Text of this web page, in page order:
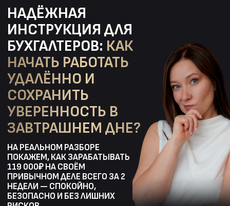
НАДЁЖНАЯ
ИНСТРУКЦИЯ ДЛЯ
БУХГАЛТЕРОВ:КАК
НАЧАТЬ РАБОТАТЬ
УДАЛЁННО И
СОХРАНИТЬ
УВЕРЕННОСТЬ В
ЗАВТРАШНЕМ ДНЕ?
НА РЕАЛЬНОМ РАЗБОРЕ
ПОКАЖЕМ, КАК ЗАРАБАТЫВАТЬ
ПРИВЫЧНОМ ДЕЛЕ ВСЕГО ЗА 2
НЕДЕЛИ — СПОКОЙНО,
РИСКОВ.
ГДЕ И КАКнаходить клиентов даже
без
рекламного бюджета?
ТОП бесплатных инструментов
, которые
принесут первыебыстрые деньги